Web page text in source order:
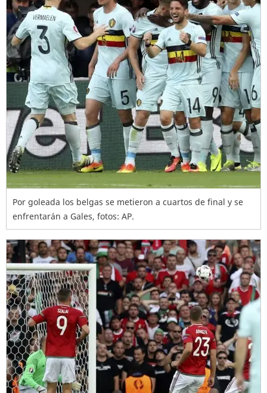
Por goleada los belgas se metieron a cuartos de final y se
enfrentarán a Gales, fotos: AP.